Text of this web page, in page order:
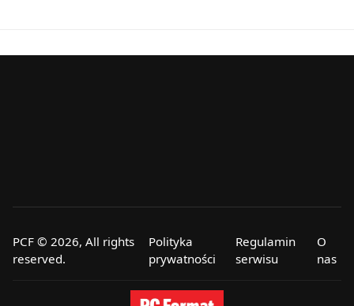
PCF © 2026, All rights
reserved.
Polityka
prywatności
Regulamin
serwisu
O
nas